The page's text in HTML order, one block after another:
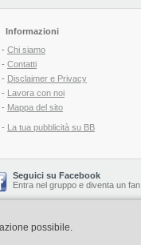
Informazioni
- Chi siamo
- Contatti
- Disclaimer e Privacy
- Lavora con noi
- Mappa del sito
- La tua pubblicità su BB
Seguici su Facebook
Entra nel gruppo e diventa un fan
-Il blog del Web Marketing Turistico
possibile.